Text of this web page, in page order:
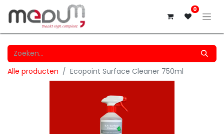
0
Alle producten Ecopoint Surface Cleaner 750ml